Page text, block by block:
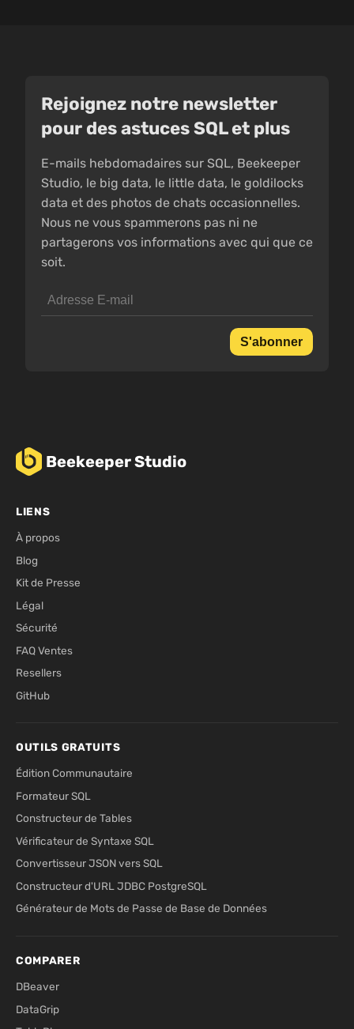
Rejoignez notre newsletter
pour des astuces SQL et plus
E-mails hebdomadaires sur SQL, Beekeeper
Studio, le big data, le little data, le goldilocks
data et des photos de chats occasionnelles.
Nous ne vous spammerons pas ni ne
partagerons vos informations avec qui que ce
soit.
S'abonner
Beekeeper Studio
LIENS
À propos
Blog
Kit de Presse
Légal
Sécurité
FAQ Ventes
Resellers
GitHub
OUTILS GRATUITS
Édition Communautaire
Formateur SQL
Constructeur de Tables
Vérificateur de Syntaxe SQL
Convertisseur JSON vers SQL
Constructeur d'URL JDBC PostgreSQL
Générateur de Mots de Passe de Base de Données
COMPARER
DBeaver
DataGrip